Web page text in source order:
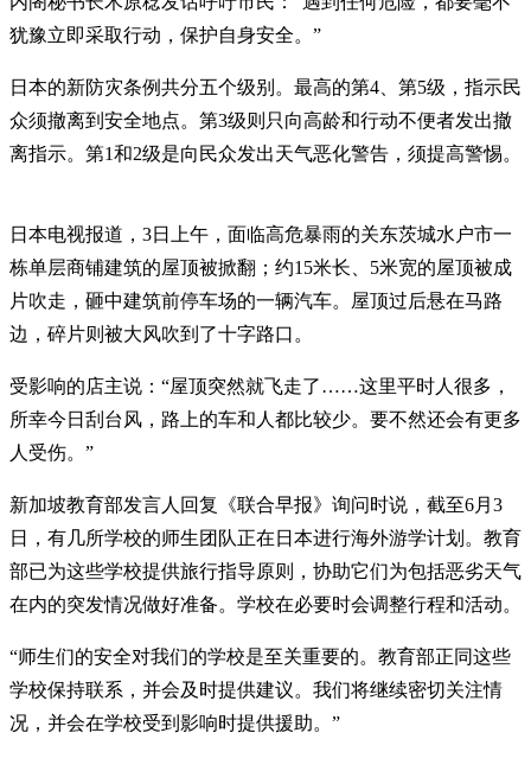
犹豫立即采取行动，保护自身安全。”
日本的新防灾条例共分五个级别。最高的第4、第5级，指示民
众须撤离到安全地点。第3级则只向高龄和行动不便者发出撤
离指示。第1和2级是向民众发出天气恶化警告，须提高警惕。
日本电视报道，3日上午，面临高危暴雨的关东茨城水户市一
栋单层商铺建筑的屋顶被掀翻；约15米长、5米宽的屋顶被成
片吹走，砸中建筑前停车场的一辆汽车。屋顶过后悬在马路
边，碎片则被大风吹到了十字路口。
受影响的店主说：“屋顶突然就飞走了……这里平时人很多，
所幸今日刮台风，路上的车和人都比较少。要不然还会有更多
人受伤。”
新加坡教育部发言人回复《联合早报》询问时说，截至6月3
日，有几所学校的师生团队正在日本进行海外游学计划。教育
部已为这些学校提供旅行指导原则，协助它们为包括恶劣天气
在内的突发情况做好准备。学校在必要时会调整行程和活动。
“师生们的安全对我们的学校是至关重要的。教育部正同这些
学校保持联系，并会及时提供建议。我们将继续密切关注情
况，并会在学校受到影响时提供援助。”